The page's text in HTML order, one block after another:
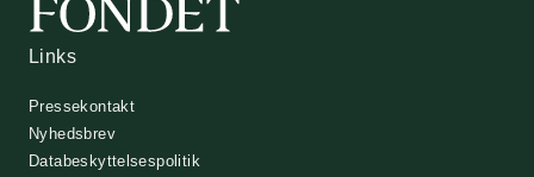
Links
Pressekontakt
Nyhedsbrev
Databeskyttelsespolitik